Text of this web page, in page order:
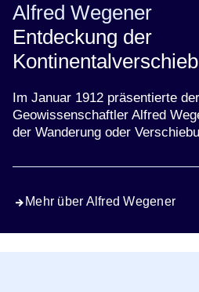
Al­fred Wegener
Entdeckung der
Im Januar 1912 präsentierte
Geowissenschaftler Al­fred
der Wanderung oder
Mehr über Al­fred Wegener